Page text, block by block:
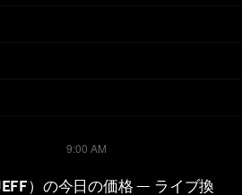
）の今日の価格 — ライブ換